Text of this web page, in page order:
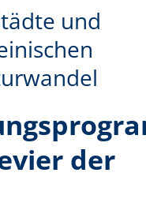
und
der